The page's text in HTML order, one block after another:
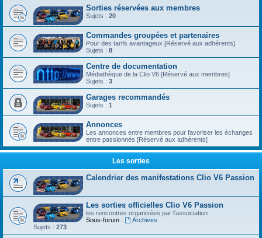
Sorties réservées aux membres
Sujets : 20
Commandes groupées et partenaires
Pour des tarifs avantageux [Réservé aux adhérents]
Sujets : 8
Centre de documentation
Médiathèque de la Clio V6 [Réservé aux membres]
Sujets : 3
Garages recommandés
Sujets : 1
Annonces
Les annonces entre membres pour favoriser les échanges
entre passionnés [Réservé aux adhérents]
Les sorties
Calendrier des manifestations Clio V6 Passion
Les sorties officielles Clio V6 Passion
les rencontres organisées par l'association
Sous-forum :
Archives
Sujets : 273